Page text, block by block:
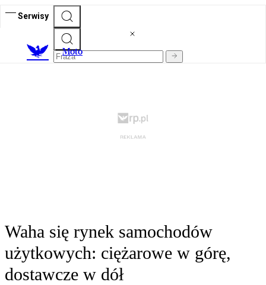
Serwisy
Moto
Waha się rynek samochodów
użytkowych: ciężarowe w górę,
dostawcze w dół